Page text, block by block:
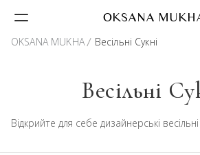
OKSANA
OKSANA MUKHA Весільні Сукні
Весільні
Відкрийте для себе дизайнерські